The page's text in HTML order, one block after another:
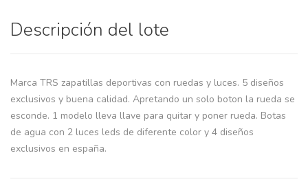
Descripción del lote
Marca TRS zapatillas deportivas con ruedas y luces. 5 diseños
exclusivos y buena calidad. Apretando un solo boton la rueda se
esconde. 1 modelo lleva llave para quitar y poner rueda. Botas
de agua con 2 luces leds de diferente color y 4 diseños
exclusivos en españa.